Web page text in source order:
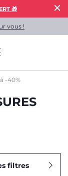
🎁
vous !
more options
-40%
filtres